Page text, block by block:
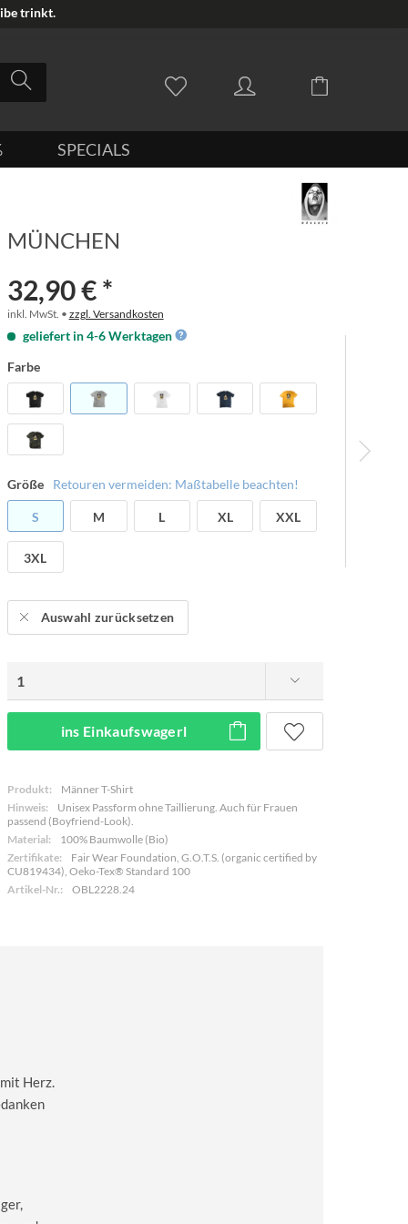
trinkt.
SPECIALS
MÜNCHEN
32,90 € *
inkl. MwSt. • zzgl. Versandkosten
geliefert in 4-6 Werktagen
Farbe
Größe Retouren vermeiden: Maßtabelle beachten!
S M L XL XXL
3XL
Auswahl zurücksetzen
ins Einkaufswagerl
Produkt:
Männer T-Shirt
Hinweis:
Unisex Passform ohne Taillierung. Auch für Frauen
passend (Boyfriend-Look).
Material:
100% Baumwolle (Bio)
Zertifikate:
Fair Wear Foundation, G.O.T.S. (organic certified by
CU819434), Oeko-Tex® Standard 100
Artikel-Nr.:
OBL2228.24
Herz.